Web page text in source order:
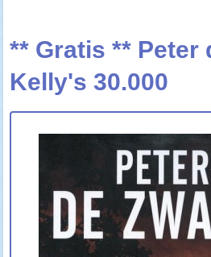
** Gratis ** Peter
Kelly's 30.000